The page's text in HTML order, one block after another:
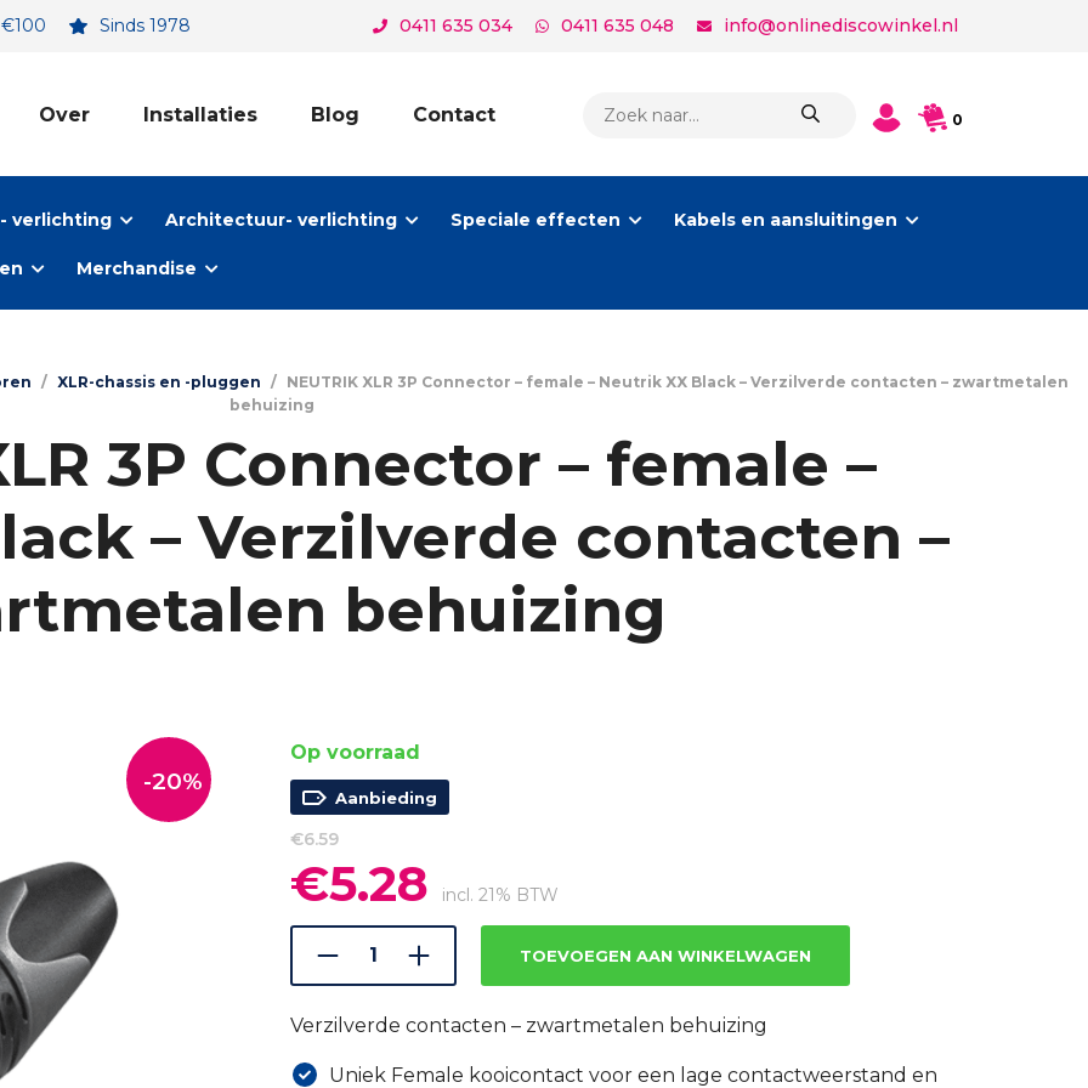
Sinds 1978 0411 635 034 0411 635 048 info@onlinediscowinkel.nl
Over Installaties Blog Contact
ZOEKEN
0
verlichting Architectuur- verlichting Speciale effecten Kabels en aansluitingen
Merchandise
/ XLR-chassis en -pluggen / NEUTRIK XLR 3P Connector – female – Neutrik XX Black – Verzilverde contacten – zwartmetalen
behuizing
3P Connector – female –
– Verzilverde contacten –
behuizing
-20%
Op voorraad
Aanbieding
€6.59
Oorspronkelijke
prijs
was:
€6.59.
€5.28 prijs
is:
€5.28.
incl. 21% BTW
TOEVOEGEN AAN WINKELWAGEN
Verzilverde contacten – zwartmetalen behuizing
Uniek Female kooicontact voor een lage contactweerstand en